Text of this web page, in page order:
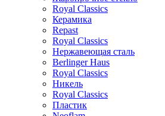
Royal Classics
Керамика
Repast
Royal Classics
Нержавеющая сталь
Berlinger Haus
Royal Classics
Никель
Royal Classics
Пластик